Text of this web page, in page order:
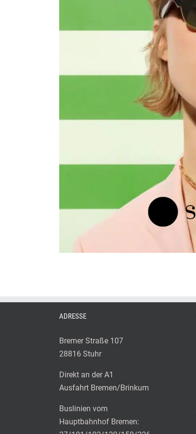
ADRESSE
Bremer Straße 107
28816 Stuhr
Direkt an der A1
Ausfahrt Bremen/Brinkum
Buslinien vom
Hauptbahnhof Bremen: